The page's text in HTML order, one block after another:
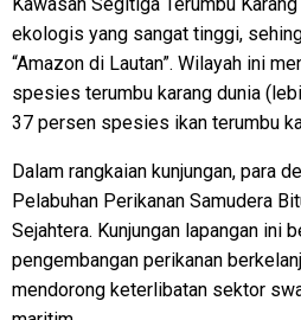
ekologis yang sangat tinggi,
“Amazon di Lautan”. Wilayah ini
spesies terumbu karang dunia
37 persen spesies ikan terumbu
Dalam rangkaian kunjungan, para
Pelabuhan Perikanan Samudera
Sejahtera. Kunjungan lapangan ini
pengembangan perikanan
mendorong keterlibatan sektor